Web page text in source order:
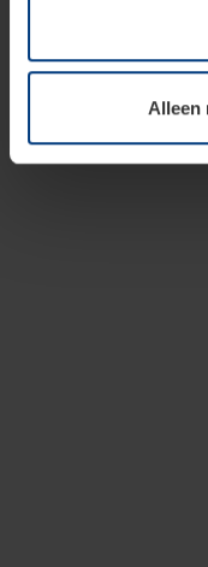
soorten cookies is
toestemming kunt u
wijzigen of
Alleen